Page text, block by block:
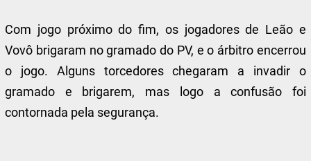
Com jogo próximo do fim, os jogadores de Leão e
Vovô brigaram no gramado do PV, e o árbitro encerrou
o jogo. Alguns torcedores chegaram a invadir o
gramado e brigarem, mas logo a confusão foi
contornada pela segurança.